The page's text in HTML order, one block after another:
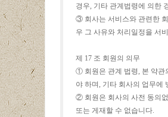
경우, 기타 관계법령에 의한
③ 회사는 서비스와 관련한
우 그 사유와 처리일정을 서
제 17 조 회원의 의무
① 회원은 관계 법령, 본 약관
야 하며, 기타 회사의 업무에
② 회원은 회사의 사전 동의
또는 게재할 수 없습니다.